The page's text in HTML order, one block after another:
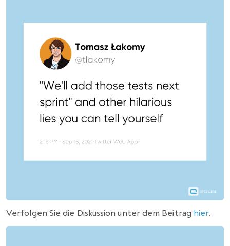
Verfolgen Sie die Diskussion unter dem Beitrag hier.